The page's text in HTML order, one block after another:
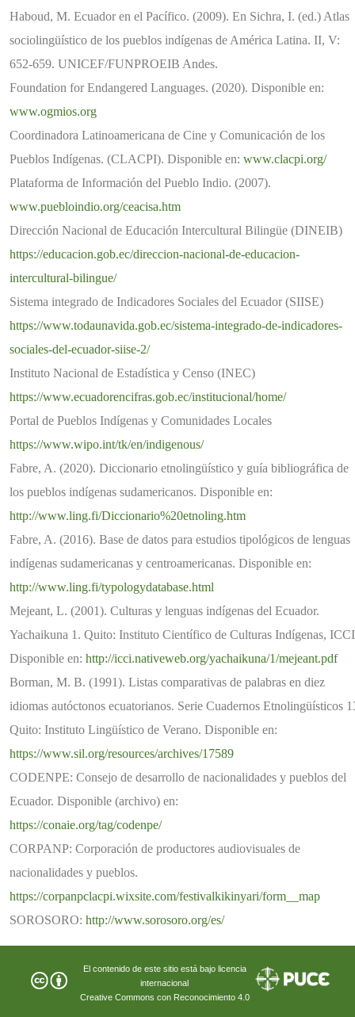
Haboud, M. Ecuador en el Pacífico. (2009). En Sichra, I. (ed.) Atlas
sociolingüístico de los pueblos indígenas de América Latina. II, V:
652-659. UNICEF/FUNPROEIB Andes.
Foundation for Endangered Languages. (2020). Disponible en:
www.ogmios.org
Coordinadora Latinoamericana de Cine y Comunicación de los
Pueblos Indígenas. (CLACPI). Disponible en: www.clacpi.org/
Plataforma de Información del Pueblo Indio. (2007).
www.puebloindio.org/ceacisa.htm
Dirección Nacional de Educación Intercultural Bilingüe (DINEIB)
https://educacion.gob.ec/direccion-nacional-de-educacion-
intercultural-bilingue/
Sistema integrado de Indicadores Sociales del Ecuador (SIISE)
https://www.todaunavida.gob.ec/sistema-integrado-de-indicadores-
sociales-del-ecuador-siise-2/
Instituto Nacional de Estadística y Censo (INEC)
https://www.ecuadorencifras.gob.ec/institucional/home/
Portal de Pueblos Indígenas y Comunidades Locales
https://www.wipo.int/tk/en/indigenous/
Fabre, A. (2020). Diccionario etnolingüístico y guía bibliográfica de
los pueblos indígenas sudamericanos. Disponible en:
http://www.ling.fi/Diccionario%20etnoling.htm
Fabre, A. (2016). Base de datos para estudios tipológicos de lenguas
indígenas sudamericanas y centroamericanas. Disponible en:
http://www.ling.fi/typologydatabase.html
Mejeant, L. (2001). Culturas y lenguas indígenas del Ecuador.
Yachaikuna 1. Quito: Instituto Científico de Culturas Indígenas,
Disponible en: http://icci.nativeweb.org/yachaikuna/1/mejeant.pdf
Borman, M. B. (1991). Listas comparativas de palabras en diez
idiomas autóctonos ecuatorianos. Serie Cuadernos Etnolingüísticos
Quito: Instituto Lingüístico de Verano. Disponible en:
https://www.sil.org/resources/archives/17589
CODENPE: Consejo de desarrollo de nacionalidades y pueblos del
Ecuador. Disponible (archivo) en:
https://conaie.org/tag/codenpe/
CORPANP: Corporación de productores audiovisuales de
nacionalidades y pueblos.
https://corpanpclacpi.wixsite.com/festivalkikinyari/form__map
SOROSORO: http://www.sorosoro.org/es/
El contenido de este sitio está bajo licencia
internacional
Creative Commons con Reconocimiento 4.0